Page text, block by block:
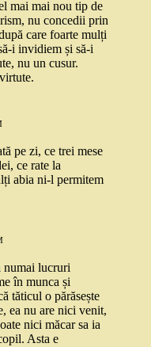
mai mai nou tip de
nu concedii prin
care foarte mulți
i invidiem și să-i
nu un cusur.
pe zi, ce trei mese
ce rate la
abia ni-l permitem
numai lucruri
în munca și
tăticul o părăsește
ea nu are nici venit,
nici măcar sa ia
Asta e